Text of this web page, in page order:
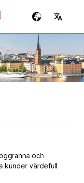
och
kunder värdefull